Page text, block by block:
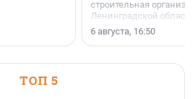
строительная
Ленинградской области
номинации «Самый
застройщик
6 августа, 16:50
ТОП 5